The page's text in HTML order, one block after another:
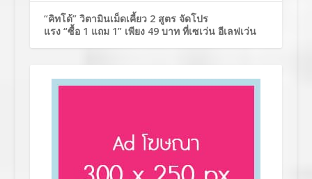
“คิทโด้” วิตามินเม็ดเคี้ยว 2 สูตร จัดโปร
แรง “ซื้อ 1 แถม 1” เพียง 49 บาท ที่เซเว่น อีเลฟเว่น